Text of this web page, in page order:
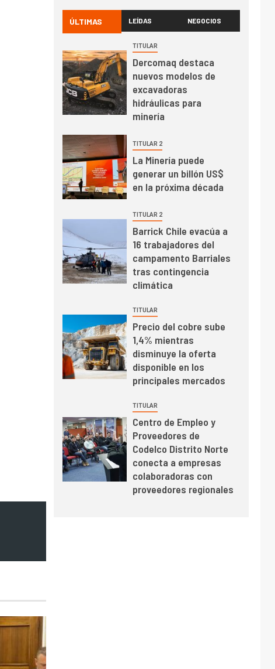
PIB minero impacta el
crecimiento regional:
Banco Central reporta
resultados dispares en
el primer trimestre
4 I+D
Informe bimensual de
Cochilco: precio del
cobre alcanza
máximos por escasez
5
Estudio revela cómo el
precio del cobre y
educación superior se
relacionan en zonas
BHP proyecta
producción de cobre
cercana a 2 millones
de toneladas tras
récord en Escondida
7 I+D
Codelco reporta Ebitda
de US$ 6.670 millones
y mejora sus
indicadores financieros
ÚLTIMAS LEÍDAS NEGOCIOS
TITULAR
Dercomaq destaca
nuevos modelos de
excavadoras
hidráulicas para
minería
TITULAR 2
La Minería puede
generar un billón US$
en la próxima década
TITULAR 2
Barrick Chile evacúa a
16 trabajadores del
campamento Barriales
tras contingencia
climática
TITULAR
Precio del cobre sube
1,4% mientras
disminuye la oferta
disponible en los
principales mercados
TITULAR
Centro de Empleo y
Proveedores de
Codelco Distrito Norte
conecta a empresas
colaboradoras con
proveedores regionales